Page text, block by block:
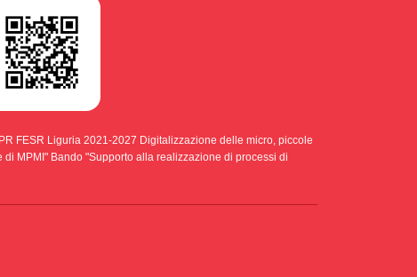
FESR Liguria 2021-2027 Digitalizzazione delle micro, piccole
MPMI" Bando "Supporto alla realizzazione di processi di